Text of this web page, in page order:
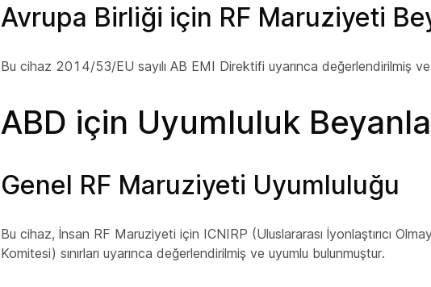
Avrupa Birliği için RF Maruziyeti
Bu cihaz 2014/53/EU sayılı AB EMI Direktifi uyarınca değerlendirilmiş
ABD için Uyumluluk
Genel RF Maruziyeti Uyumluluğu
Bu cihaz, İnsan RF Maruziyeti için ICNIRP (Uluslararası İyonlaştırıcı
Komitesi) sınırları uyarınca değerlendirilmiş ve uyumlu bulunmuştur.